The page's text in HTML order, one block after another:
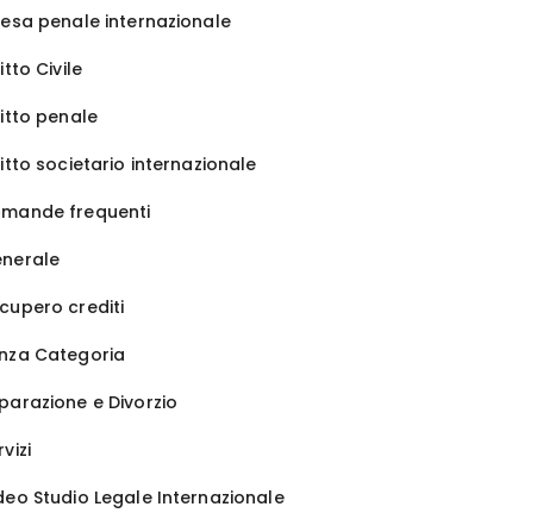
penale internazionale
Civile
penale
societario internazionale
frequenti
crediti
Categoria
e Divorzio
Studio Legale Internazionale